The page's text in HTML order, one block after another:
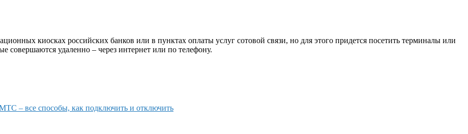
киосках российских банков или в пунктах оплаты услуг сотовой связи, но для этого придется посетить терминалы или
совершаются удаленно – через интернет или по телефону.
– все способы, как подключить и отключить